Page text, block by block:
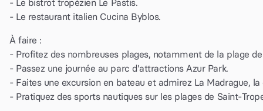
- Le bistrot tropézien Le Pastis.
- Le restaurant italien Cucina Byblos.
À faire :
- Profitez des nombreuses plages, notamment de la plage
- Passez une journée au parc d'attractions Azur Park.
- Faites une excursion en bateau et admirez La Madrague,
- Pratiquez des sports nautiques sur les plages de Saint-